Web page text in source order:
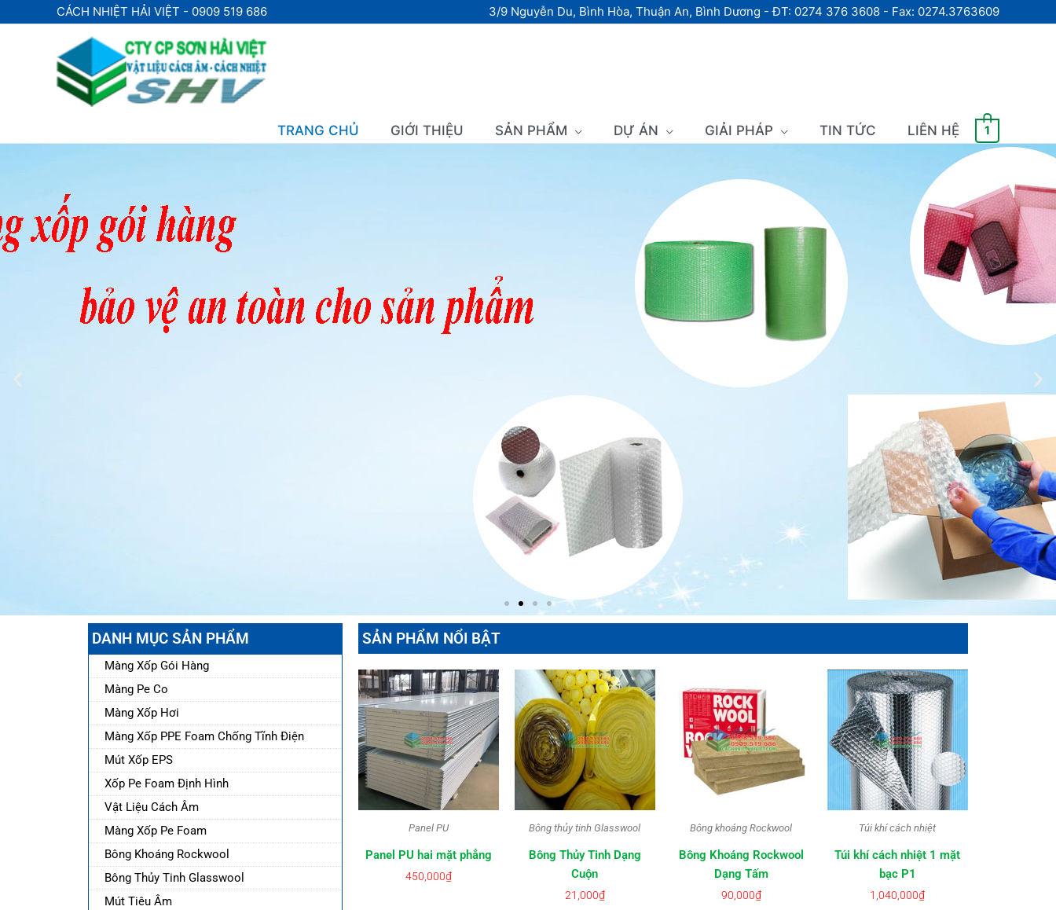
tới
CÁCH NHIỆT HẢI VIỆT - 0909 519 686 3/9 Nguyễn Du, Bình Hòa, Thuận An, Bình Dương - ĐT: 0274 376 3608 - Fax: 0274.3763609
TRANG CHỦ GIỚI THIỆU SẢN PHẨM DỰ ÁN GIẢI PHÁP TIN TỨC LIÊN HỆ 1
DANH MỤC SẢN PHẨM
Màng Xốp Gói Hàng
Màng Pe Co
Màng Xốp Hơi
Màng Xốp PPE Foam Chống Tĩnh Điện
Mút Xốp EPS
Xốp Pe Foam Định Hình
Vật Liệu Cách Âm
Màng Xốp Pe Foam
Bông Khoáng Rockwool
Bông Thủy Tinh Glasswool
Mút Tiêu Âm
SẢN PHẨM NỔI BẬT
Panel PU
Panel PU hai mặt phẳng
450,000₫
Bông thủy tinh Glasswool
Bông Thủy Tinh Dạng
Cuộn
21,000₫
Bông khoáng Rockwool
Bông Khoáng Rockwool
Dạng Tấm
90,000₫
Túi khí cách nhiệt
Túi khí cách nhiệt 1 mặt
bạc P1
1,040,000₫